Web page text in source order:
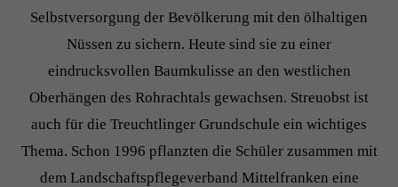
Selbstversorgung der Bevölkerung mit den ölhaltigen
Nüssen zu sichern. Heute sind sie zu einer
eindrucksvollen Baumkulisse an den westlichen
Oberhängen des Rohrachtals gewachsen. Streuobst ist
auch für die Treuchtlinger Grundschule ein wichtiges
Thema. Schon 1996 pflanzten die Schüler zusammen mit
dem Landschaftspflegeverband Mittelfranken eine